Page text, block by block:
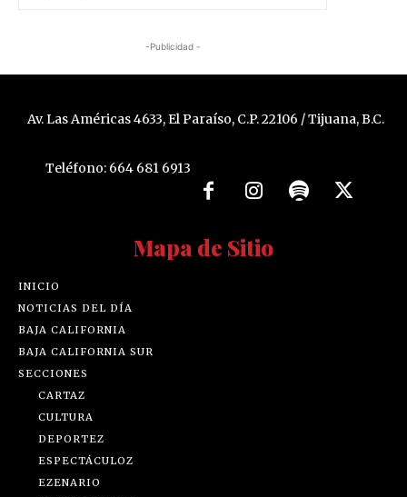
-Publicidad -
Av. Las Américas 4633, El Paraíso, C.P. 22106 / Tijuana, B.C.
Teléfono: 664 681 6913
Mapa de Sitio
INICIO
NOTICIAS DEL DÍA
BAJA CALIFORNIA
BAJA CALIFORNIA SUR
SECCIONES
CARTAZ
CULTURA
DEPORTEZ
ESPECTÁCULOZ
EZENARIO